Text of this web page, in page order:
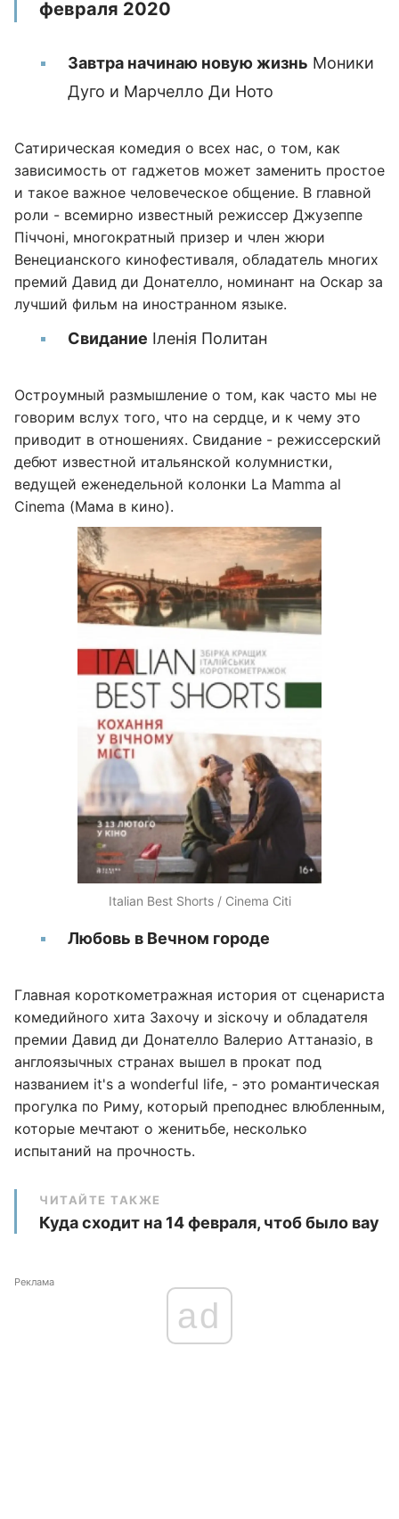
февраля 2020
Завтра начинаю новую жизнь Моники
Дуго и Марчелло Ди Ното
Сатирическая комедия о всех нас, о том, как
зависимость от гаджетов может заменить простое
и такое важное человеческое общение. В главной
роли - всемирно известный режиссер Джузеппе
Піччоні, многократный призер и член жюри
Венецианского кинофестиваля, обладатель многих
премий Давид ди Донателло, номинант на Оскар за
лучший фильм на иностранном языке.
Свидание Іленія Политан
Остроумный размышление о том, как часто мы не
говорим вслух того, что на сердце, и к чему это
приводит в отношениях. Свидание - режиссерский
дебют известной итальянской колумнистки,
ведущей еженедельной колонки La Mamma al
Cinema (Мама в кино).
Italian Best Shorts / Cinema Citi
Любовь в Вечном городе
Главная короткометражная история от сценариста
комедийного хита Захочу и зіскочу и обладателя
премии Давид ди Донателло Валерио Аттаназіо, в
англоязычных странах вышел в прокат под
названием it's a wonderful life, - это романтическая
прогулка по Риму, который преподнес влюбленным,
которые мечтают о женитьбе, несколько
испытаний на прочность.
ЧИТАЙТЕ ТАКЖЕ
Куда сходит на 14 февраля, чтоб было вау
Реклама
ad